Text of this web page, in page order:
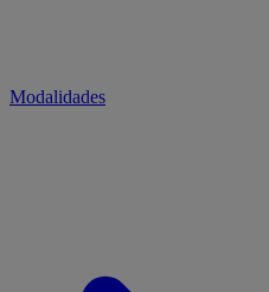
Modalidades